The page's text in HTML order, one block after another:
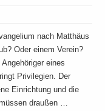
nach Matthäus
Oder einem Verein?
eines
Privilegien. Der
Einrichtung und die
draußen …